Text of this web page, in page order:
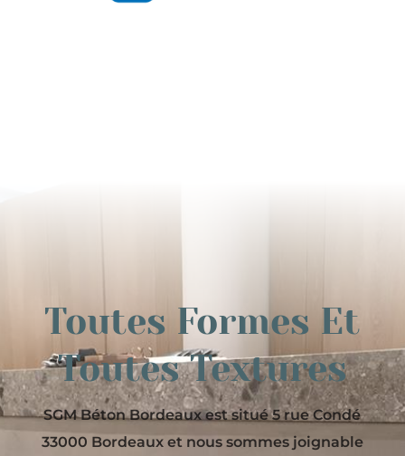
Toutes Formes Et
Toutes Textures
SGM Béton Bordeaux est situé 5 rue Condé
33000 Bordeaux et nous sommes joignable